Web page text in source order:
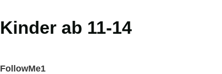
Kinder ab 11-14
FollowMe1